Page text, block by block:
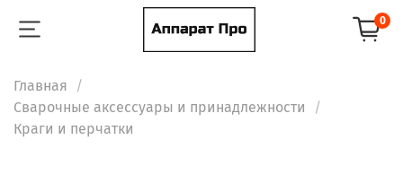
0
Главная
Сварочные аксессуары и принадлежности
Краги и перчатки